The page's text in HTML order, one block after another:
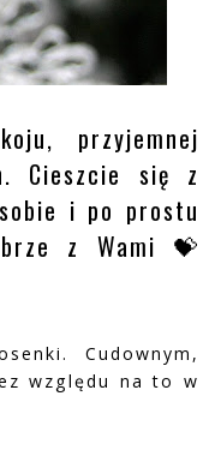
przyjemnej
Cieszcie się z
i po prostu
z Wami 💝
Cudownym,
względu na to w